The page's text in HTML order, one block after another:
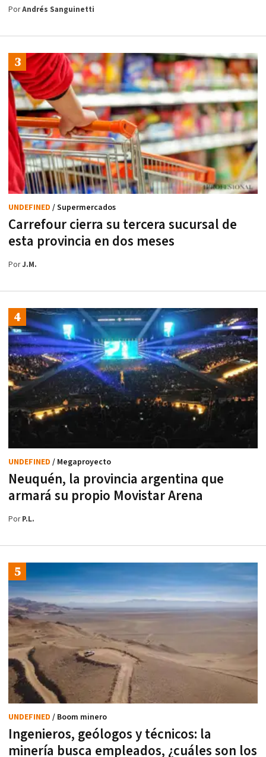
PorAndrés Sanguinetti
Carrefour cierra su tercera sucursal de
esta provincia en dos meses
UNDEFINED / Supermercados
PorJ.M.
Neuquén, la provincia argentina que
armará su propio Movistar Arena
UNDEFINED / Megaproyecto
PorP.L.
Ingenieros, geólogos y técnicos: la
minería busca empleados, ¿cuáles son los
UNDEFINED / Boom minero